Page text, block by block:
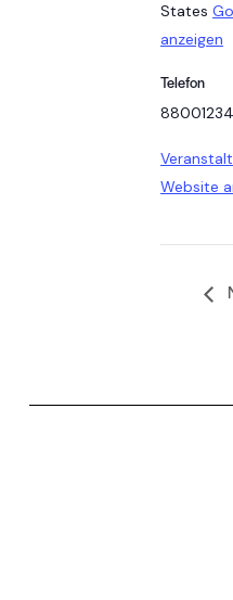
States
anzeigen
Telefon
Website